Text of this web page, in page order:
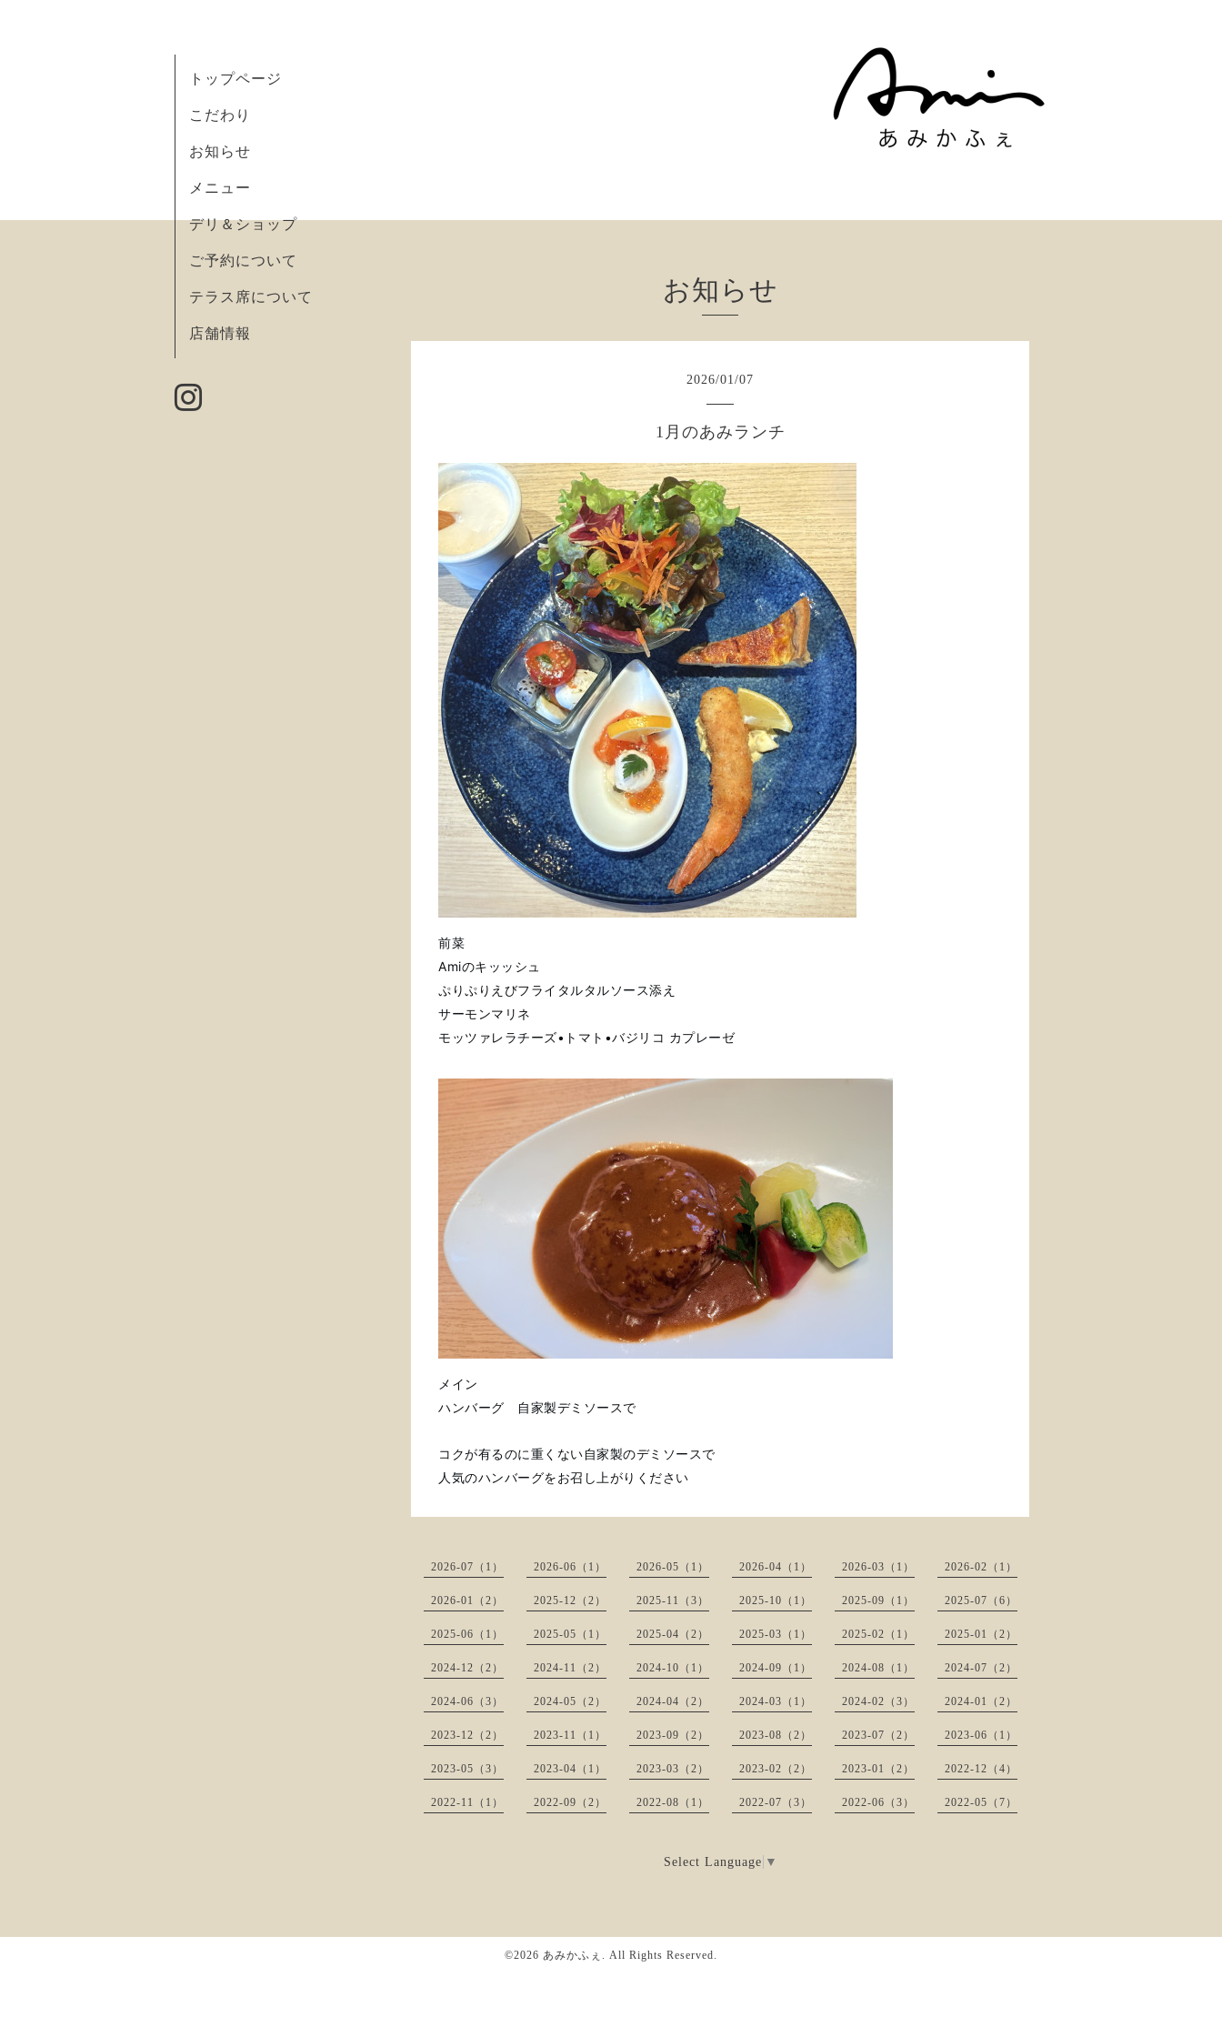
トップページ
こだわり
お知らせ
メニュー
デリ＆ショップ
ご予約について
テラス席について
店舗情報
お知らせ
2026/01/07
1月のあみランチ
前菜
Amiのキッッシュ
ぷりぷりえびフライタルタルソース添え
サーモンマリネ
モッツァレラチーズ•トマト•バジリコ カプレーゼ
メイン
ハンバーグ 自家製デミソースで
コクが有るのに重くない自家製のデミソースで
人気のハンバーグをお召し上がりください
2026-07（1） 2026-06（1） 2026-05（1） 2026-04（1） 2026-03（1） 2026-02（1）
2026-01（2） 2025-12（2） 2025-11（3） 2025-10（1） 2025-09（1） 2025-07（6）
2025-06（1） 2025-05（1） 2025-04（2） 2025-03（1） 2025-02（1） 2025-01（2）
2024-12（2） 2024-11（2） 2024-10（1） 2024-09（1） 2024-08（1） 2024-07（2）
2024-06（3） 2024-05（2） 2024-04（2） 2024-03（1） 2024-02（3） 2024-01（2）
2023-12（2） 2023-11（1） 2023-09（2） 2023-08（2） 2023-07（2） 2023-06（1）
2023-05（3） 2023-04（1） 2023-03（2） 2023-02（2） 2023-01（2） 2022-12（4）
2022-11（1） 2022-09（2） 2022-08（1） 2022-07（3） 2022-06（3） 2022-05（7）
Select Language ▼
©2026 あみかふぇ . All Rights Reserved.